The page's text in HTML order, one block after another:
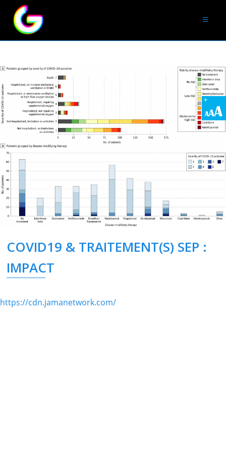
COVID19 & TRAITEMENT(S) SEP :
IMPACT
https://cdn.jamanetwork.com/
Définition
Affiches
VIDÉOS
Emissions médicales
Interviews T.V
Spots T.V
LIENS